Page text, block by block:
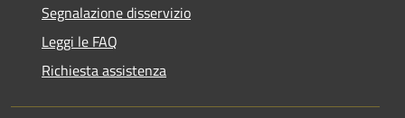
Segnalazione disservizio
Leggi le FAQ
Richiesta assistenza